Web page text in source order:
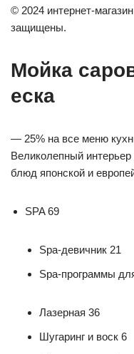
© 2024 интернет-
защищены.
Мойка
еска
— 25% на все меню
Великолепный
блюд японской и
SPA 69
Spa-девичник 21
Spa-программы
Лазерная 36
Шугаринг и воск 6